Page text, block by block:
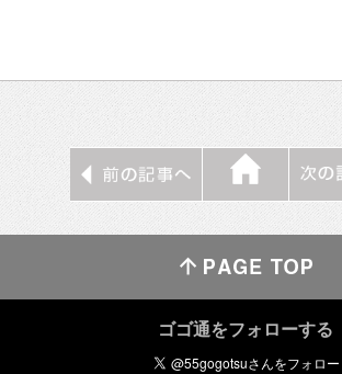
ゴゴ通をフォローする